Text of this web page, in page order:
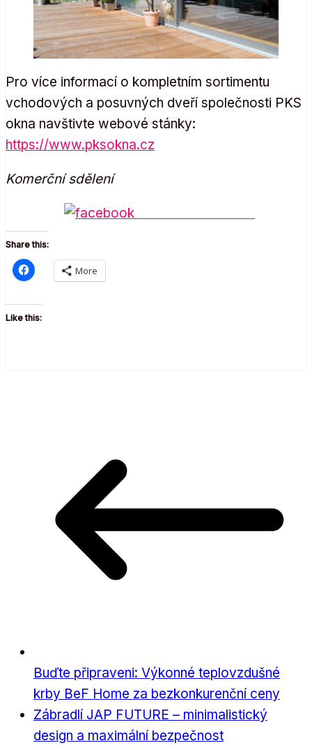
Pro více informací o kompletním sortimentu
vchodových a posuvných dveří společnosti PKS
okna navštivte webové stánky:
https://www.pksokna.cz
Komerční sdělení
Share this:
More
Like this:
Buďte připraveni: Výkonné teplovzdušné
krby BeF Home za bezkonkurenční ceny
Zábradlí JAP FUTURE – minimalistický
design a maximální bezpečnost